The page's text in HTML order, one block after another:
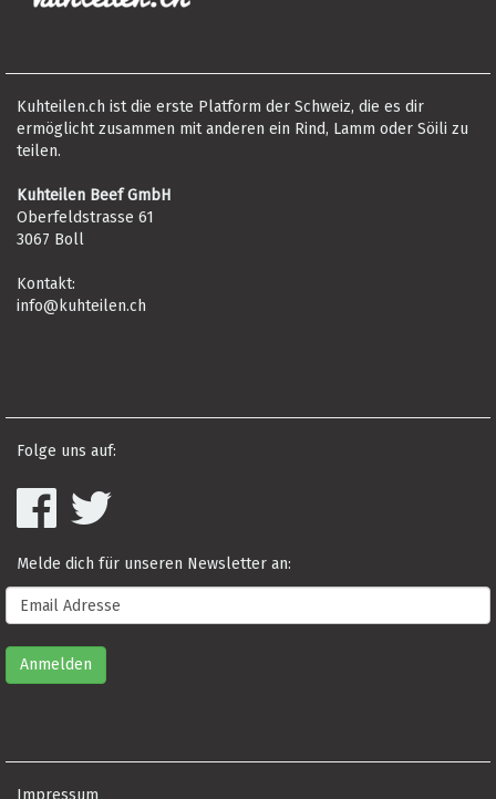
Kuhteilen.ch ist die erste Platform der Schweiz, die es dir
ermöglicht zusammen mit anderen ein Rind, Lamm oder Söili zu
teilen.
Kuhteilen Beef GmbH
Oberfeldstrasse 61
3067 Boll
Kontakt:
info@kuhteilen.ch
Folge uns auf:
Melde dich für unseren Newsletter an:
Impressum